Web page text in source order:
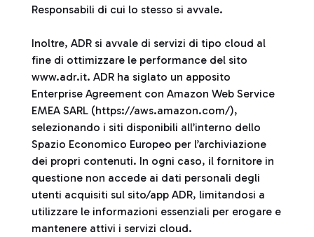
Responsabili di cui lo stesso si avvale.
Inoltre, ADR si avvale di servizi di tipo cloud al
fine di ottimizzare le performance del sito
www.adr.it. ADR ha siglato un apposito
Enterprise Agreement con Amazon Web Service
EMEA SARL (https://aws.amazon.com/),
selezionando i siti disponibili all’interno dello
Spazio Economico Europeo per l’archiviazione
dei propri contenuti. In ogni caso, il fornitore in
questione non accede ai dati personali degli
utenti acquisiti sul sito/app ADR, limitandosi a
utilizzare le informazioni essenziali per erogare e
mantenere attivi i servizi cloud.